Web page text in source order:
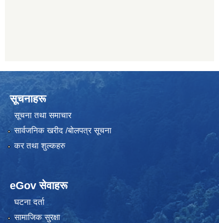
सूचनाहरू
सूचना तथा समाचार
सार्वजनिक खरीद /बोलपत्र सूचना
कर तथा शुल्कहरु
eGov सेवाहरू
घटना दर्ता
सामाजिक सुरक्षा